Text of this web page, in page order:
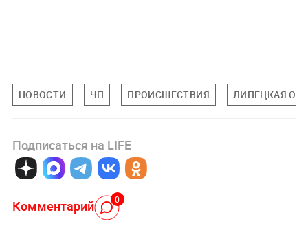
НОВОСТИ ЧП ПРОИСШЕСТВИЯ ЛИПЕЦКАЯ
Подписаться на LIFE
Комментарий 0